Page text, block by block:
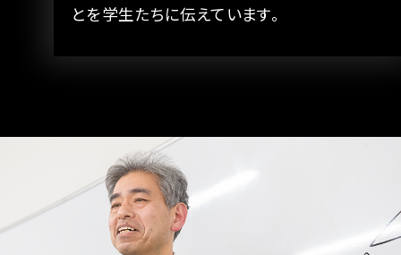
とを学生たちに伝えています。